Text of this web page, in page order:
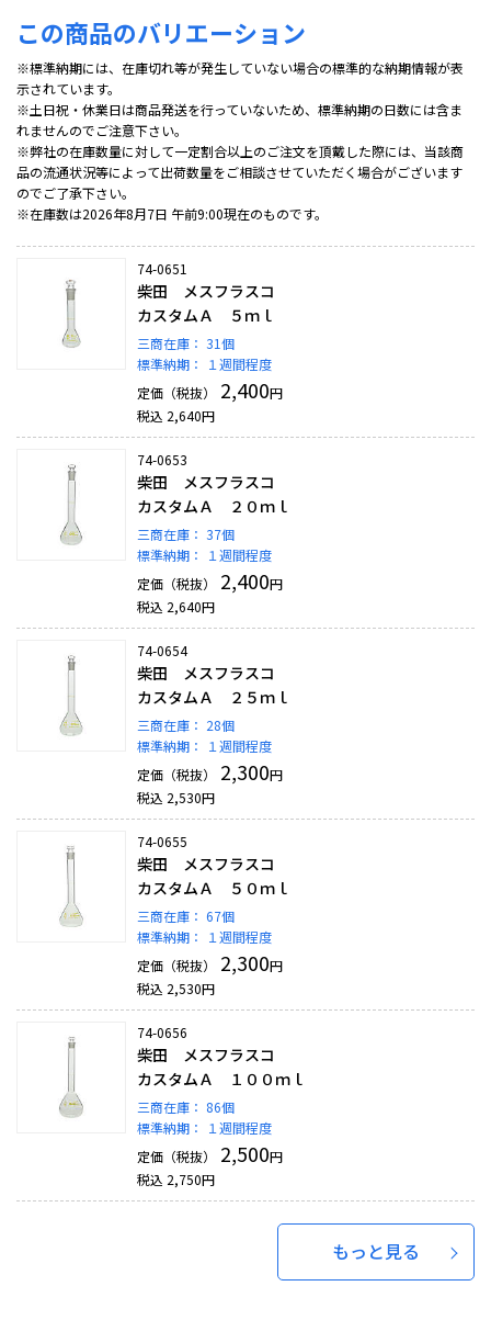
この商品のバリエーション
※標準納期には、在庫切れ等が発生していない場合の標準的な納期情報が表
示されています。
※土日祝・休業日は商品発送を行っていないため、標準納期の日数には含ま
れませんのでご注意下さい。
※弊社の在庫数量に対して一定割合以上のご注文を頂戴した際には、当該商
品の流通状況等によって出荷数量をご相談させていただく場合がございます
のでご了承下さい。
※在庫数は2026年8月7日 午前9:00現在のものです。
74-0651
柴田 メスフラスコ
カスタムＡ ５ｍｌ
三商在庫： 31個
標準納期：
１週間程度
定価（税抜）
2,400円
税込 2,640円
74-0653
柴田 メスフラスコ
カスタムＡ ２０ｍｌ
三商在庫： 37個
標準納期：
１週間程度
定価（税抜）
2,400円
税込 2,640円
74-0654
柴田 メスフラスコ
カスタムＡ ２５ｍｌ
三商在庫： 28個
標準納期：
１週間程度
定価（税抜）
2,300円
税込 2,530円
74-0655
柴田 メスフラスコ
カスタムＡ ５０ｍｌ
三商在庫： 67個
標準納期：
１週間程度
定価（税抜）
2,300円
税込 2,530円
74-0656
柴田 メスフラスコ
カスタムＡ １００ｍｌ
三商在庫： 86個
標準納期：
１週間程度
定価（税抜）
2,500円
税込 2,750円
もっと見る